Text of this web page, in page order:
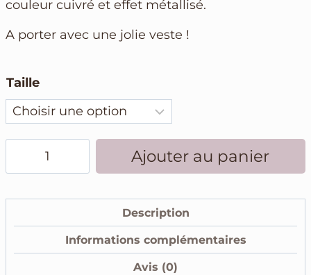
couleur cuivré et effet métallisé.
A porter avec une jolie veste !
Taille
Blanc
Bichette
Ajouter au panier
Description
Informations complémentaires
Avis (0)